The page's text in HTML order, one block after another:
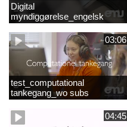
Digital
myndiggørelse_engelsk
03:06
test_computational
tankegang_wo subs
04:45